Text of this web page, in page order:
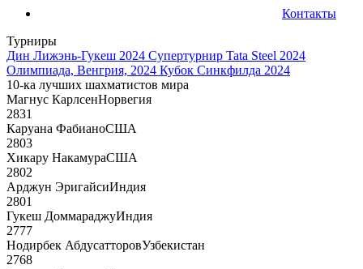
Контакты
Турниры
Дин Лижэнь-Гукеш 2024 Супертурнир Tata Steel 2024
Олимпиада, Венгрия, 2024 Кубок Синкфилда 2024
10-ка лучших шахматистов мира
Магнус КарлсенНорвегия
2831
Каруана ФабианоСША
2803
Хикару НакамураСША
2802
Арджун ЭригайсиИндия
2801
Гукеш ДоммараджуИндия
2777
Нодирбек АбдусатторовУзбекистан
2768